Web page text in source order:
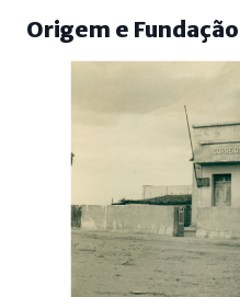
Origem e Fundação